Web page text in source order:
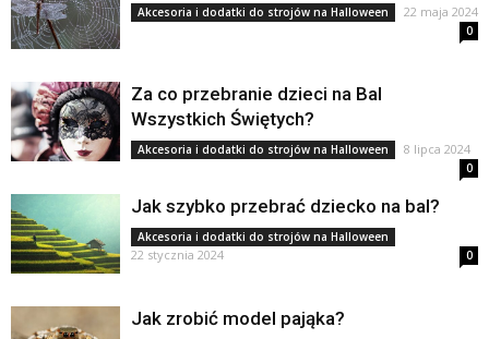
Akcesoria i dodatki do strojów na Halloween 22 maja 2024
0
Za co przebranie dzieci na Bal
Wszystkich Świętych?
Akcesoria i dodatki do strojów na Halloween 8 lipca 2024
0
Jak szybko przebrać dziecko na bal?
Akcesoria i dodatki do strojów na Halloween
22 stycznia 2024 0
Jak zrobić model pająka?